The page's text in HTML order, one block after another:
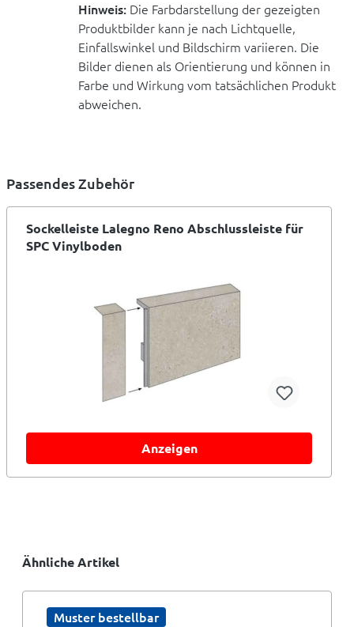
Hinweis: Die Farbdarstellung der gezeigten
Produktbilder kann je nach Lichtquelle,
Einfallswinkel und Bildschirm variieren. Die
Bilder dienen als Orientierung und können in
Farbe und Wirkung vom tatsächlichen Produkt
abweichen.
Passendes Zubehör
Sockelleiste Lalegno Reno Abschlussleiste für
SPC Vinylboden
Anzeigen
Ähnliche Artikel
Muster bestellbar